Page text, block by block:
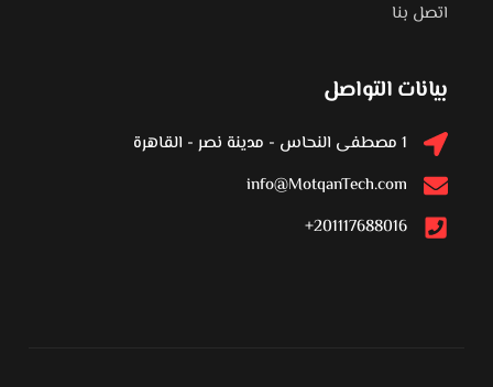
اتصل بنا
بيانات التواصل
1 مصطفى النحاس - مدينة نصر - القاهرة
info@MotqanTech.com
201117688016+